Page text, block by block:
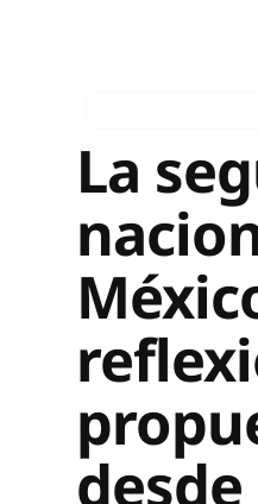
La
desde